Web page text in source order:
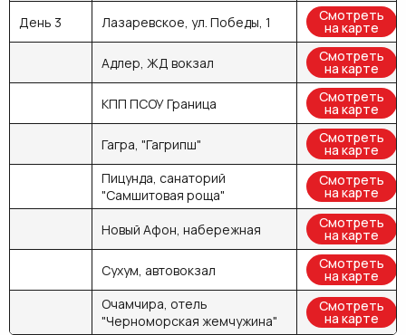
День 3 Лазаревское, ул. Победы, 1 Смотреть
на карте
Адлер, ЖД вокзал Смотреть
на карте
КПП ПСОУ Граница Смотреть
на карте
Гагра, "Гагрипш" Смотреть
на карте
Пицунда, санаторий
"Самшитовая роща"
Смотреть
на карте
Новый Афон, набережная Смотреть
на карте
Сухум, автовокзал Смотреть
на карте
Очамчира, отель
"Черноморская жемчужина"
Смотреть
на карте